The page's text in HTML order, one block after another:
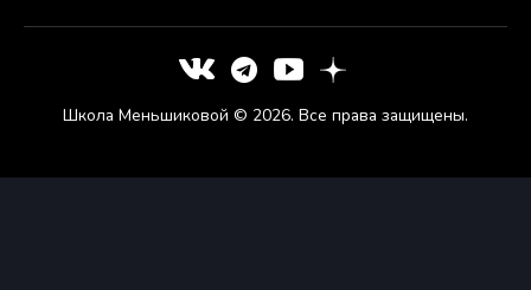
Школа Меньшиковой © 2026. Все права защищены.